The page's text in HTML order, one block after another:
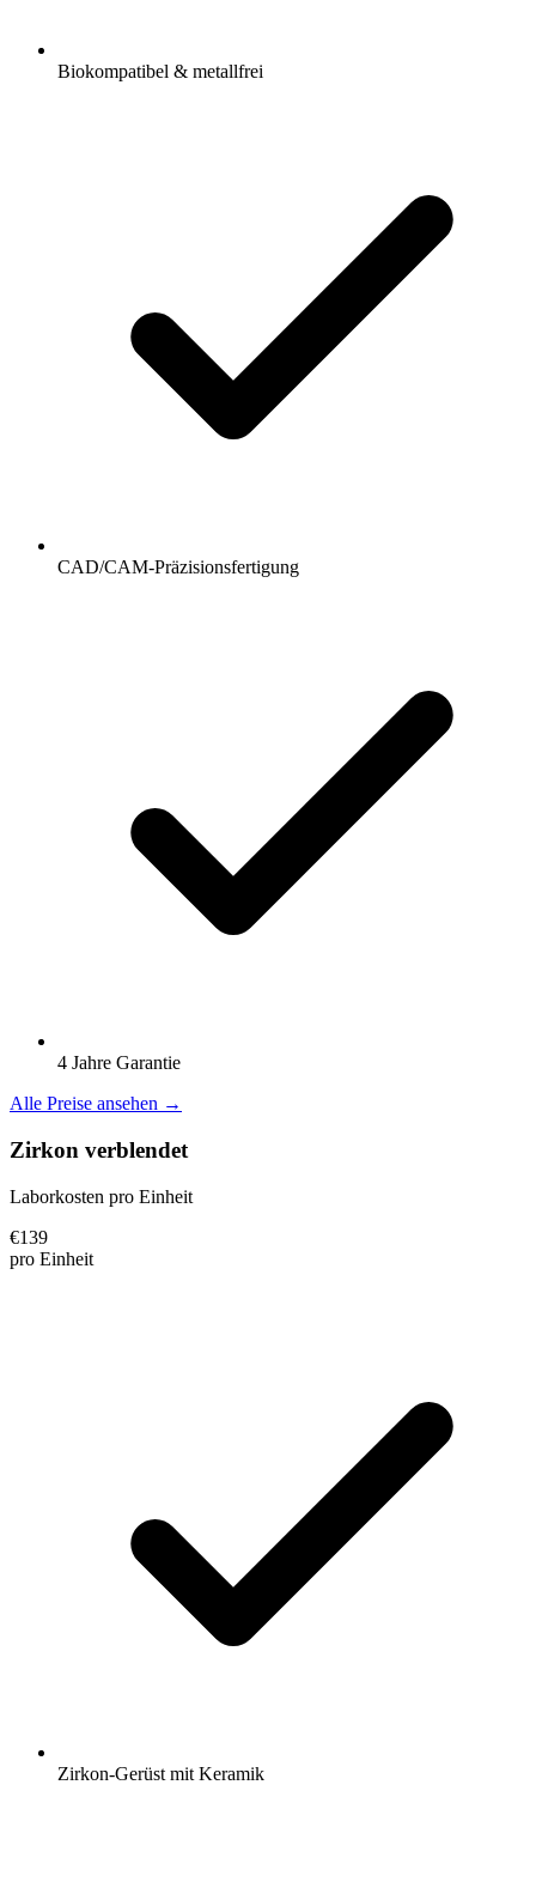
Biokompatibel & metallfrei
CAD/CAM-Präzisionsfertigung
4 Jahre Garantie
Alle Preise ansehen →
Zirkon verblendet
Laborkosten pro Einheit
€139
pro Einheit
Zirkon-Gerüst mit Keramik